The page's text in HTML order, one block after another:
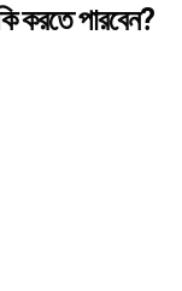
করতে পারবেন?